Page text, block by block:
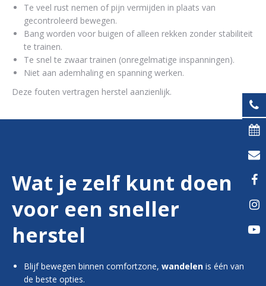
Te veel rust nemen of pijn vermijden in plaats van
gecontroleerd bewegen.
Bang worden voor buigen of alleen rekken zonder stabiliteit
te trainen.
Te snel te zwaar trainen (onregelmatige inspanningen).
Niet aan ademhaling en spanning werken.
Deze fouten vertragen herstel aanzienlijk.
Wat je zelf kunt doen
voor een sneller
herstel
Blijf bewegen binnen comfortzone, wandelen is één van
de beste opties.